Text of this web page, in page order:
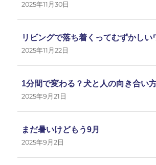
2025年11月30日
リビングで落ち着くってむずかしい
2025年11月22日
1分間で変わる？犬と人の向き合い
2025年9月21日
まだ暑いけどもう9月
2025年9月2日